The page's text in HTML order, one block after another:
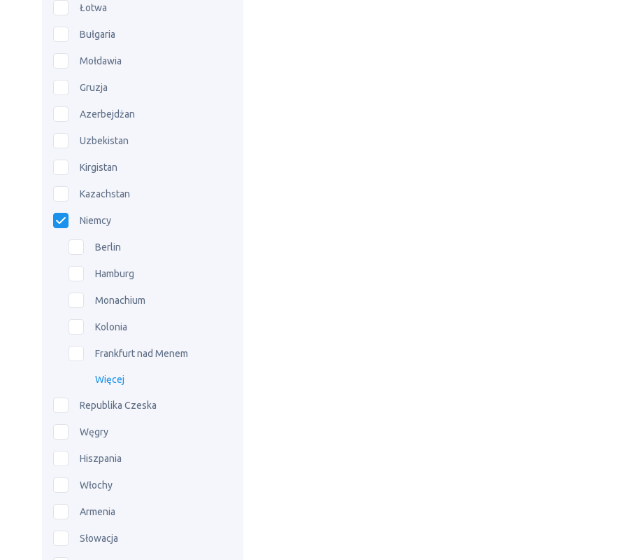
Łotwa
Bułgaria
Mołdawia
Gruzja
Azerbejdżan
Uzbekistan
Kirgistan
Kazachstan
Niemcy
Berlin
Hamburg
Monachium
Kolonia
Frankfurt nad Menem
Więcej
Republika Czeska
Węgry
Hiszpania
Włochy
Armenia
Słowacja